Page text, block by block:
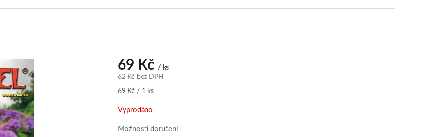
69 Kč / ks
62 Kč bez DPH
Měrná
69 Kč / 1 ks
Vyprodáno
Možnosti doručení